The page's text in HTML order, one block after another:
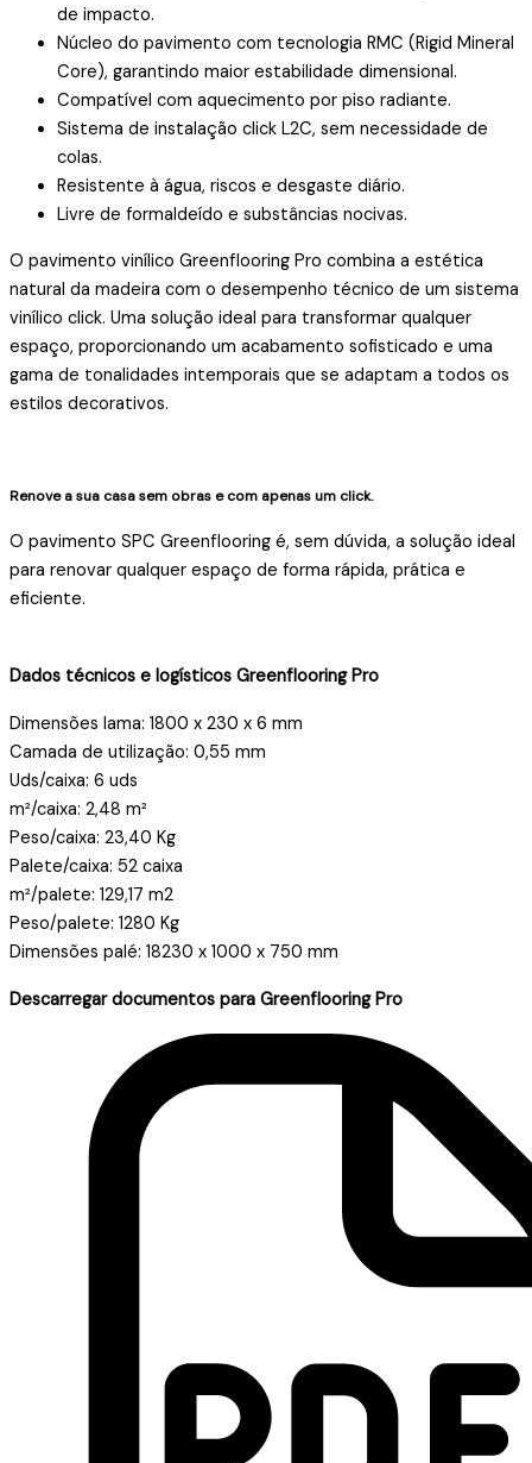
de impacto.
Núcleo do pavimento com tecnologia RMC (Rigid Mineral
Core), garantindo maior estabilidade dimensional.
Compatível com aquecimento por piso radiante.
Sistema de instalação click L2C, sem necessidade de
colas.
Resistente à água, riscos e desgaste diário.
Livre de formaldeído e substâncias nocivas.
O pavimento vinílico Greenflooring Pro combina a estética
natural da madeira com o desempenho técnico de um sistema
vinílico click. Uma solução ideal para transformar qualquer
espaço, proporcionando um acabamento sofisticado e uma
gama de tonalidades intemporais que se adaptam a todos os
estilos decorativos.
Renove a sua casa sem obras e com apenas um click.
O pavimento SPC Greenflooring é, sem dúvida, a solução ideal
para renovar qualquer espaço de forma rápida, prática e
eficiente.
Dados técnicos e logísticos Greenflooring Pro
Dimensões lama: 1800 x 230 x 6 mm
Camada de utilização: 0,55 mm
Uds/caixa: 6 uds
m²/caixa: 2,48 m²
Peso/caixa: 23,40 Kg
Palete/caixa: 52 caixa
m²/palete: 129,17 m2
Peso/palete: 1280 Kg
Dimensões palé: 18230 x 1000 x 750 mm
Descarregar documentos para Greenflooring Pro